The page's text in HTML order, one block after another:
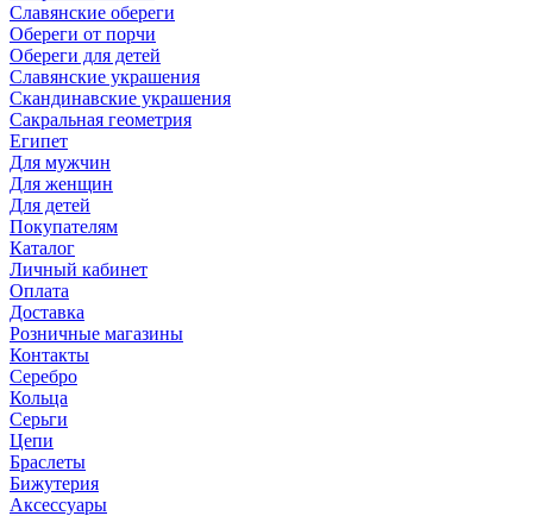
Славянские обереги
Обереги от порчи
Обереги для детей
Славянские украшения
Скандинавские украшения
Сакральная геометрия
Египет
Для мужчин
Для женщин
Для детей
Покупателям
Каталог
Личный кабинет
Оплата
Доставка
Розничные магазины
Контакты
Серебро
Кольца
Серьги
Цепи
Браслеты
Бижутерия
Аксессуары